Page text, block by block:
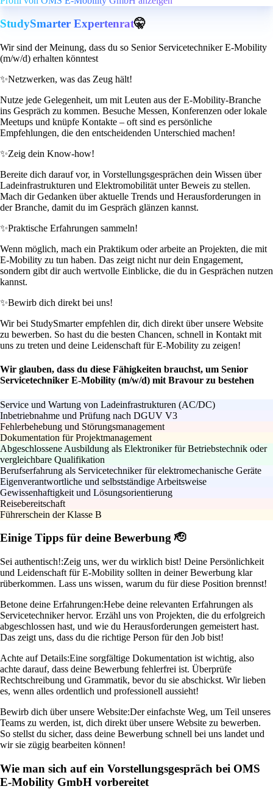
StudySmarter Expertenrat🤫
Wir sind der Meinung, dass du so Senior Servicetechniker E-Mobility
(m/w/d) erhalten könntest
✨Netzwerken, was das Zeug hält!
Nutze jede Gelegenheit, um mit Leuten aus der E-Mobility-Branche
ins Gespräch zu kommen. Besuche Messen, Konferenzen oder lokale
Meetups und knüpfe Kontakte – oft sind es persönliche
Empfehlungen, die den entscheidenden Unterschied machen!
✨Zeig dein Know-how!
Bereite dich darauf vor, in Vorstellungsgesprächen dein Wissen über
Ladeinfrastrukturen und Elektromobilität unter Beweis zu stellen.
Mach dir Gedanken über aktuelle Trends und Herausforderungen in
der Branche, damit du im Gespräch glänzen kannst.
✨Praktische Erfahrungen sammeln!
Wenn möglich, mach ein Praktikum oder arbeite an Projekten, die mit
E-Mobility zu tun haben. Das zeigt nicht nur dein Engagement,
sondern gibt dir auch wertvolle Einblicke, die du in Gesprächen nutzen
kannst.
✨Bewirb dich direkt bei uns!
Wir bei StudySmarter empfehlen dir, dich direkt über unsere Website
zu bewerben. So hast du die besten Chancen, schnell in Kontakt mit
uns zu treten und deine Leidenschaft für E-Mobility zu zeigen!
Wir glauben, dass du diese Fähigkeiten brauchst, um Senior
Servicetechniker E-Mobility (m/w/d) mit Bravour zu bestehen
Service und Wartung von Ladeinfrastrukturen (AC/DC)
Inbetriebnahme und Prüfung nach DGUV V3
Fehlerbehebung und Störungsmanagement
Dokumentation für Projektmanagement
Abgeschlossene Ausbildung als Elektroniker für Betriebstechnik oder
vergleichbare Qualifikation
Berufserfahrung als Servicetechniker für elektromechanische Geräte
Eigenverantwortliche und selbstständige Arbeitsweise
Gewissenhaftigkeit und Lösungsorientierung
Reisebereitschaft
Führerschein der Klasse B
Einige Tipps für deine Bewerbung 🫡
Sei authentisch!:Zeig uns, wer du wirklich bist! Deine Persönlichkeit
und Leidenschaft für E-Mobility sollten in deiner Bewerbung klar
rüberkommen. Lass uns wissen, warum du für diese Position brennst!
Betone deine Erfahrungen:Hebe deine relevanten Erfahrungen als
Servicetechniker hervor. Erzähl uns von Projekten, die du erfolgreich
abgeschlossen hast, und wie du Herausforderungen gemeistert hast.
Das zeigt uns, dass du die richtige Person für den Job bist!
Achte auf Details:Eine sorgfältige Dokumentation ist wichtig, also
achte darauf, dass deine Bewerbung fehlerfrei ist. Überprüfe
Rechtschreibung und Grammatik, bevor du sie abschickst. Wir lieben
es, wenn alles ordentlich und professionell aussieht!
Bewirb dich über unsere Website:Der einfachste Weg, um Teil unseres
Teams zu werden, ist, dich direkt über unsere Website zu bewerben.
So stellst du sicher, dass deine Bewerbung schnell bei uns landet und
wir sie zügig bearbeiten können!
Wie man sich auf ein Vorstellungsgespräch bei OMS
E-Mobility GmbH vorbereitet